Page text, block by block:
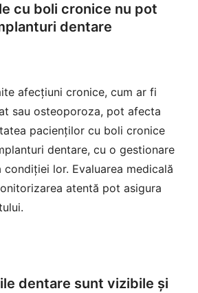
cu boli cronice nu pot
dentare
afecțiuni cronice, cum ar fi
sau osteoporoza, pot afecta
pacienților cu boli cronice
dentare, cu o gestionare
lor. Evaluarea medicală
atentă pot asigura
dentare sunt vizibile și